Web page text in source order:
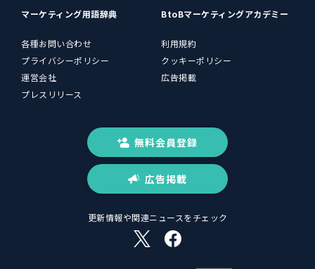
マーケティング用語辞典
BtoBマーケティングアカデミー
各種お問い合わせ
利用規約
プライバシーポリシー
クッキーポリシー
運営会社
広告掲載
プレスリリース
無料会員登録
広告掲載
更新情報や関連ニュースをチェック